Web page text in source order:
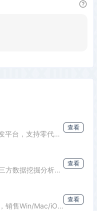
腾讯推出的AI智能体创建与分发平台，支持零代码开发专属AI聊天机器人，深度集成腾讯生态能力，可分发至微信等渠道。
查看
艾媒网是领先的新经济产业第三方数据挖掘分析机构，提供行业报告、消费洞察和商业趋势数据，覆盖AI、电商、汽车等多个领域。
查看
数码荔枝是一家正版软件商店，销售Win/Mac/iOS/Android平台的影音、办公、设计等软件，并提供使用教程和会员优惠。
查看